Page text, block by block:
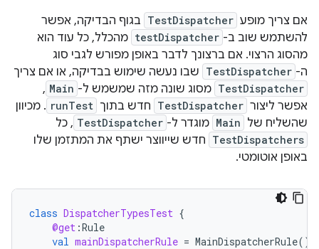
אם צריך מופע TestDispatcher בגוף הבדיקה, אפשר
להשתמש שוב ב- testDispatcher מהכלל, כל עוד הוא
מהסוג הרצוי. אם ברצונך לדבר באופן מפורש לגבי סוג
ה- TestDispatcher שבו נעשה שימוש בבדיקה, או אם צריך
TestDispatcher מסוג שונה מזה שמשמש ל- Main
,
אפשר ליצור TestDispatcher חדש בתוך runTest . מכיוון
שהשליח של Main מוגדר ל- TestDispatcher , כל
TestDispatchers חדש שייווצר ישתף את המתזמן שלו
באופן אוטומטי.
class DispatcherTypesTest {
@get :Rule
val mainDispatcherRule = MainDispatcherRule()